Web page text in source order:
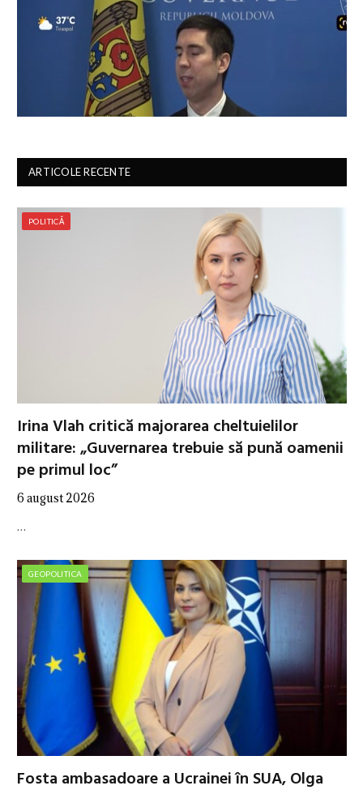
ARTICOLE RECENTE
POLITICĂ
Irina Vlah critică majorarea cheltuielilor
militare: „Guvernarea trebuie să pună oamenii
pe primul loc”
6 august 2026
…
GEOPOLITICA
Fosta ambasadoare a Ucrainei în SUA, Olga